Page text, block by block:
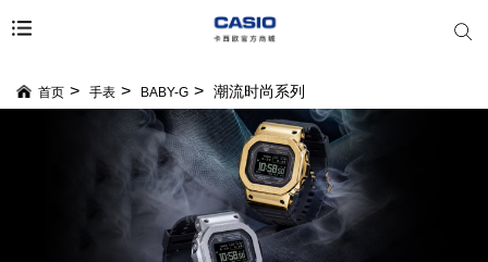
首页 手表 BABY-G 潮流时尚系列